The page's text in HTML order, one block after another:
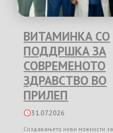
ВИТАМИНКА СО
ПОДДРШКА ЗА
СОВРЕМЕНОТО
ЗДРАВСТВО ВО
ПРИЛЕП
31.07.2026
Создавањето нови можности за